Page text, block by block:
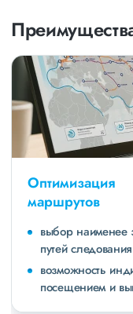
Оптимизация
маршрутов
выбор наименее
путей следования
возможность
посещением и